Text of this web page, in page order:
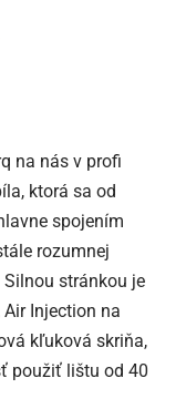
na nás v profi
ktorá sa od
spojením
rozumnej
Silnou stránkou je
Injection na
kľuková skriňa,
použiť lištu od 40